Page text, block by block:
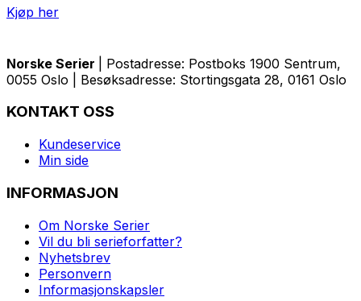
Kjøp her
Norske Serier
| Postadresse: Postboks 1900 Sentrum,
0055 Oslo | Besøksadresse: Stortingsgata 28, 0161 Oslo
KONTAKT OSS
Kundeservice
Min side
INFORMASJON
Om Norske Serier
Vil du bli serieforfatter?
Nyhetsbrev
Personvern
Informasjonskapsler